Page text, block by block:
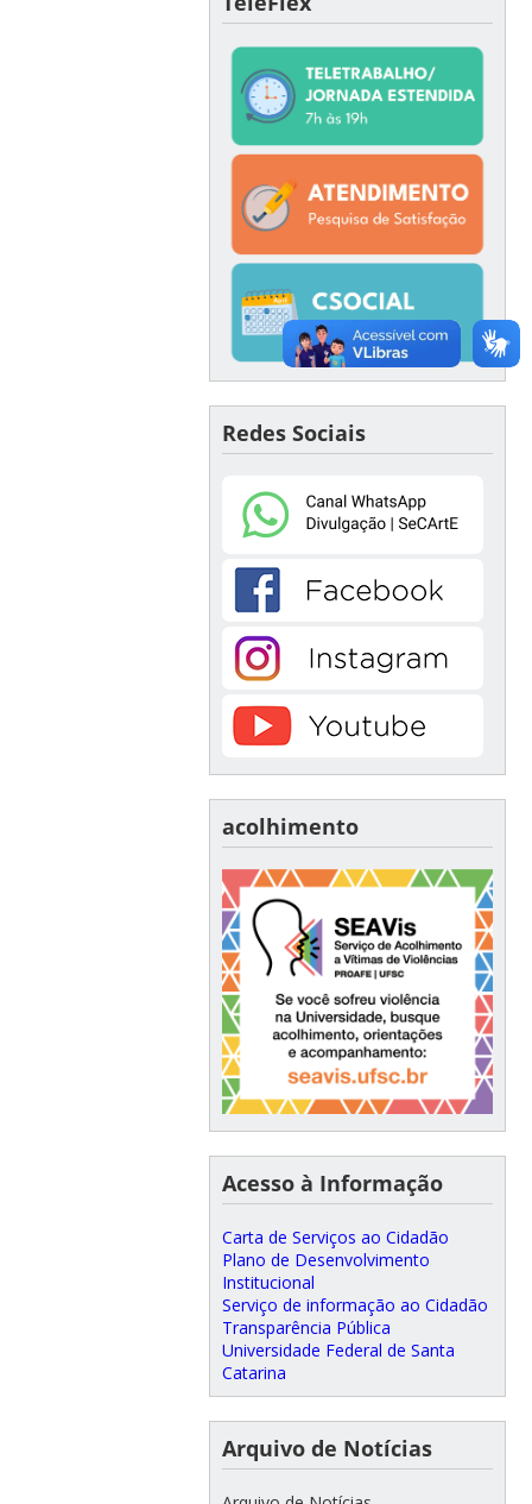
Redes Sociais
acolhimento
Acesso à Informação
Carta de Serviços ao Cidadão
Plano de Desenvolvimento
Institucional
Serviço de informação ao Cidadão
Transparência Pública
Universidade Federal de Santa
Catarina
Arquivo de Notícias